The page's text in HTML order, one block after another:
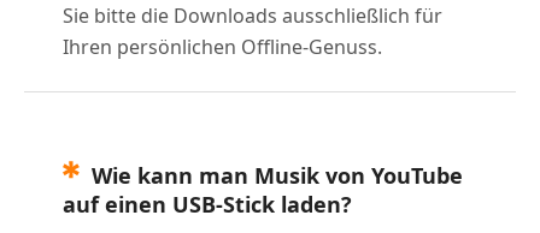
Sie bitte die Downloads ausschließlich für
Ihren persönlichen Offline-Genuss.
Wie kann man Musik von YouTube
auf einen USB-Stick laden?